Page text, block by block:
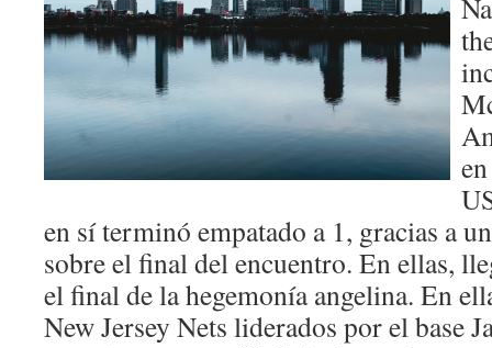
en sí terminó empatado a 1, gracias a
sobre el final del encuentro. En ellas,
el final de la hegemonía angelina. En
New Jersey Nets liderados por el base